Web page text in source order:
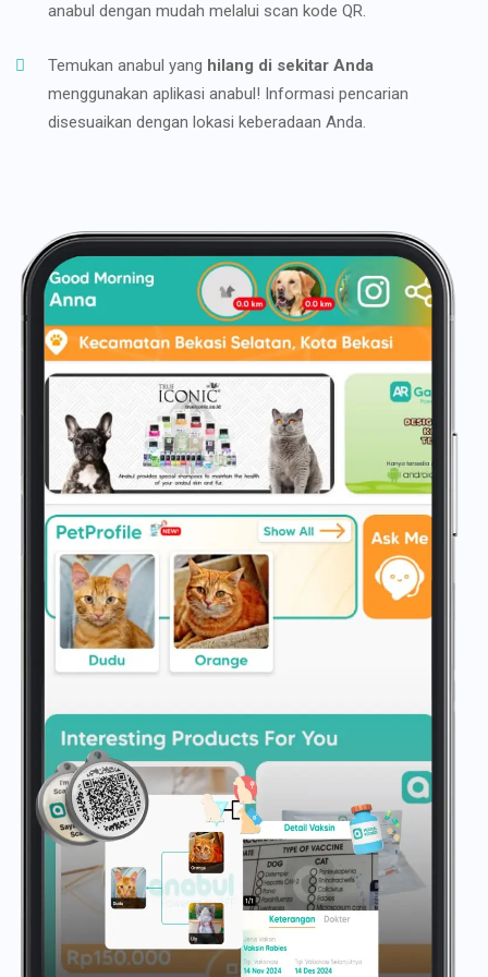
anabul dengan mudah melalui scan kode QR.
Temukan anabul yang hilang di sekitar Anda
menggunakan aplikasi anabul! Informasi pencarian
disesuaikan dengan lokasi keberadaan Anda.